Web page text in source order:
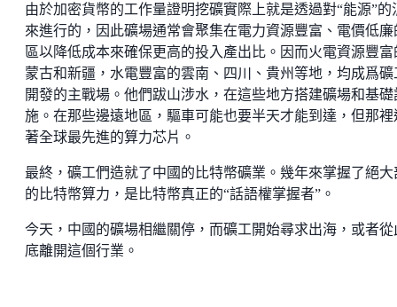
由於加密貨幣的工作量證明挖礦實際上就是透過對“能源”的
來進行的，因此礦場通常會聚集在電力資源豐富、電價低廉
區以降低成本來確保更高的投入產出比。因而火電資源豐富
蒙古和新疆，水電豐富的雲南、四川、貴州等地，均成爲礦
開發的主戰場。他們跋山涉水，在這些地方搭建礦場和基礎
施。在那些邊遠地區，驅車可能也要半天才能到達，但那裡
著全球最先進的算力芯片。
最終，礦工們造就了中國的比特幣礦業。幾年來掌握了絕大
的比特幣算力，是比特幣真正的“話語權掌握者”。
今天，中國的礦場相繼關停，而礦工開始尋求出海，或者從
底離開這個行業。